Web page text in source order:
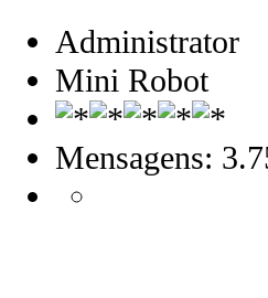
Administrator
Mini Robot
Mensagens: